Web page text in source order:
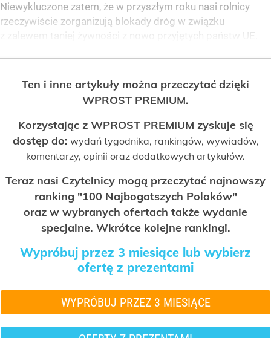
Niewykluczone zatem, że w przyszłym roku nasi rolnicy
rzeczywiście zorganizują blokady dróg w związku
z zalewem taniej żywności z nowo przyjętych państw UE.
Ten i inne artykuły można przeczytać dzięki
WPROST PREMIUM.
Korzystając z WPROST PREMIUM zyskuje się
dostęp do: wydań tygodnika, rankingów, wywiadów,
komentarzy, opinii oraz dodatkowych artykułów.
Teraz nasi Czytelnicy mogą przeczytać najnowszy
ranking "100 Najbogatszych Polaków"
oraz w wybranych ofertach także wydanie
specjalne. Wkrótce kolejne rankingi.
Wypróbuj przez 3 miesiące lub wybierz
ofertę z prezentami
WYPRÓBUJ PRZEZ 3 MIESIĄCE